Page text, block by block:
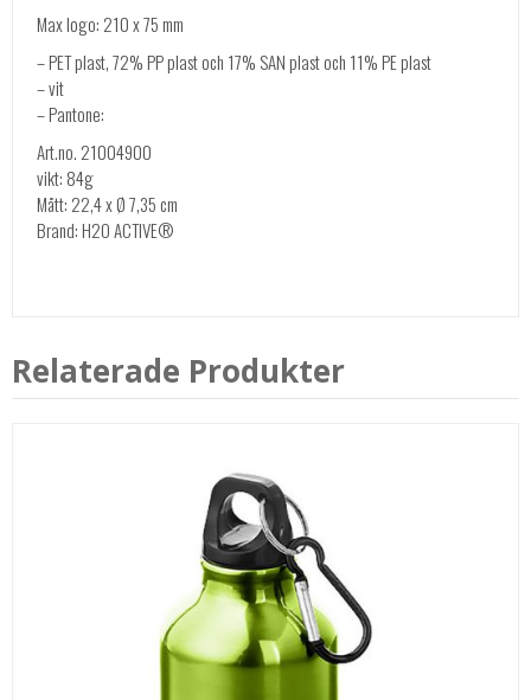
Max logo: 210 x 75 mm
– PET plast, 72% PP plast och 17% SAN plast och 11% PE plast
– vit
– Pantone:
Art.no. 21004900
vikt: 84g
Mått: 22,4 x Ø 7,35 cm
Brand: H2O ACTIVE®
Relaterade Produkter